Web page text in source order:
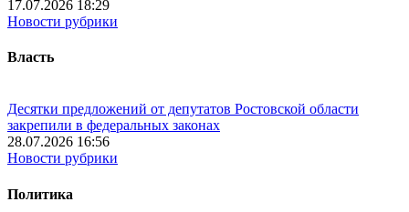
17.07.2026 18:29
Новости рубрики
Власть
Десятки предложений от депутатов Ростовской области
закрепили в федеральных законах
28.07.2026 16:56
Новости рубрики
Политика